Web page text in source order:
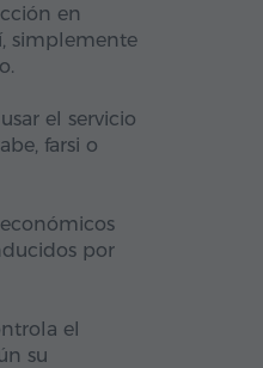
en
simplemente
el servicio
farsi o
por
el
su